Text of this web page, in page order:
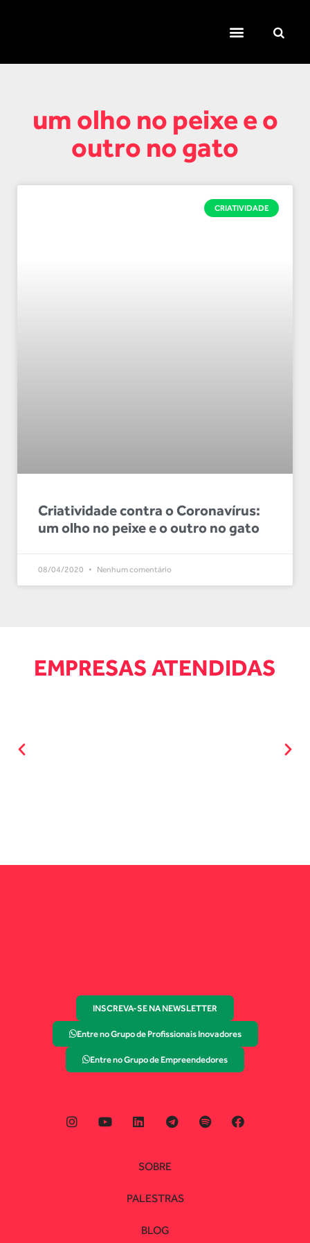
um olho no peixe e o
outro no gato
CRIATIVIDADE
Criatividade contra o Coronavírus:
um olho no peixe e o outro no gato
08/04/2020 Nenhum comentário
EMPRESAS ATENDIDAS
INSCREVA-SE NA NEWSLETTER
Entre no Grupo de Profissionais Inovadores
Entre no Grupo de Empreendedores
SOBRE
PALESTRAS
BLOG